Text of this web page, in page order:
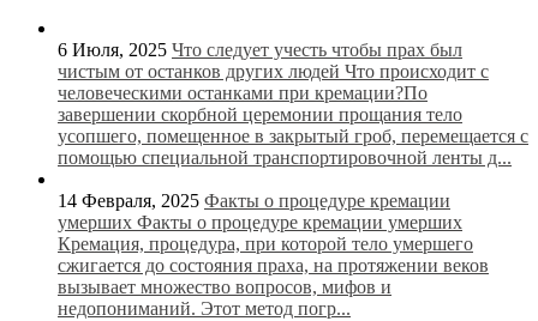
6 Июля, 2025 Что следует учесть чтобы прах был
чистым от останков других людей Что происходит с
человеческими останками при кремации?По
завершении скорбной церемонии прощания тело
усопшего, помещенное в закрытый гроб, перемещается с
помощью специальной транспортировочной ленты д...
14 Февраля, 2025 Факты о процедуре кремации
умерших Факты о процедуре кремации умерших
Кремация, процедура, при которой тело умершего
сжигается до состояния праха, на протяжении веков
вызывает множество вопросов, мифов и
недопониманий. Этот метод погр...